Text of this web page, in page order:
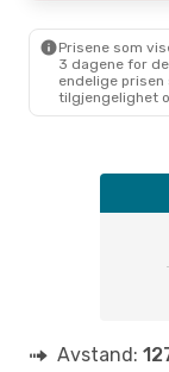
Prisene som
3 dagene for
endelige
tilgjengelighet
Avstand: